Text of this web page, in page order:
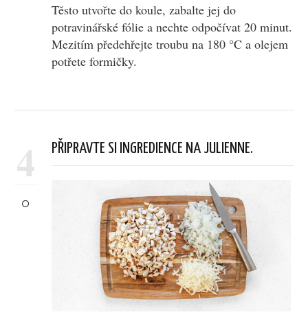
Těsto utvořte do koule, zabalte jej do
potravinářské fólie a nechte odpočívat 20 minut.
Mezitím předehřejte troubu na 180 °C a olejem
potřete formičky.
4 PŘIPRAVTE SI INGREDIENCE NA JULIENNE.